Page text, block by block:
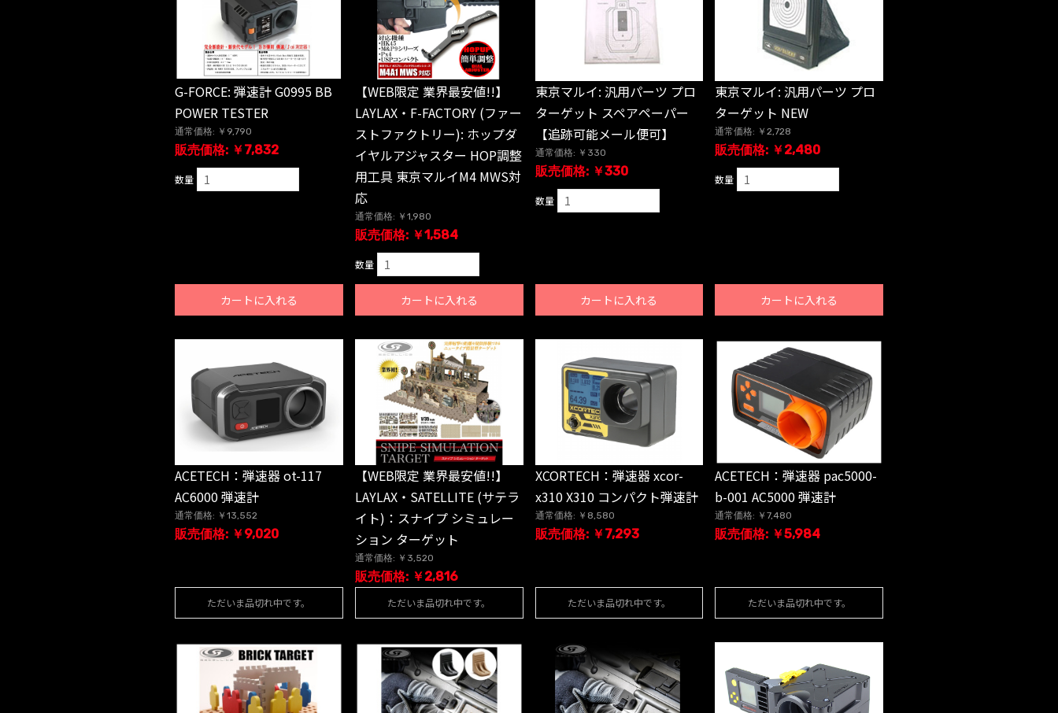
G-FORCE: 弾速計 G0995 BB
POWER TESTER
通常価格: ￥9,790
販売価格: ￥7,832
数量
カートに入れる
【WEB限定 業界最安値!!】
LAYLAX・F-FACTORY (ファー
ストファクトリー): ホップダ
イヤルアジャスター HOP調整
用工具 東京マルイM4 MWS対
応
通常価格: ￥1,980
販売価格: ￥1,584
数量
カートに入れる
東京マルイ: 汎用パーツ プロ
ターゲット スペアペーパー
【追跡可能メール便可】
通常価格: ￥330
販売価格: ￥330
数量
カートに入れる
東京マルイ: 汎用パーツ プロ
ターゲット NEW
通常価格: ￥2,728
販売価格: ￥2,480
数量
カートに入れる
ACETECH：弾速器 ot-117
AC6000 弾速計
通常価格: ￥13,552
販売価格: ￥9,020
ただいま品切れ中です。
【WEB限定 業界最安値!!】
LAYLAX・SATELLITE (サテラ
イト)：スナイプ シミュレー
ション ターゲット
通常価格: ￥3,520
販売価格: ￥2,816
ただいま品切れ中です。
XCORTECH：弾速器 xcor-
x310 X310 コンパクト弾速計
通常価格: ￥8,580
販売価格: ￥7,293
ただいま品切れ中です。
ACETECH：弾速器 pac5000-
b-001 AC5000 弾速計
通常価格: ￥7,480
販売価格: ￥5,984
ただいま品切れ中です。